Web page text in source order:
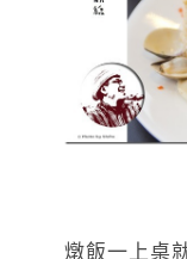
燉飯一上桌